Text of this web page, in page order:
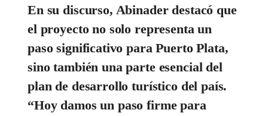
En su discurso, Abinader destacó que
el proyecto no solo representa un
paso significativo para Puerto Plata,
sino también una parte esencial del
plan de desarrollo turístico del país.
“Hoy damos un paso firme para